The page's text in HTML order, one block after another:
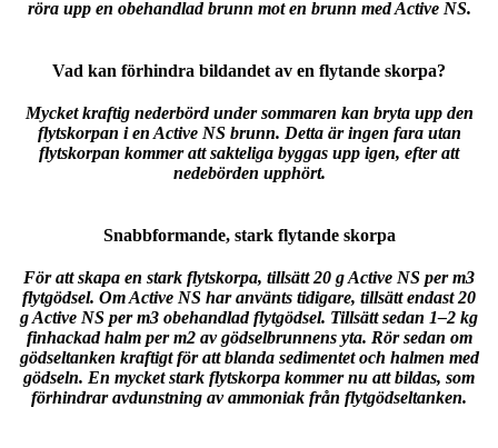
röra upp en obehandlad brunn mot en brunn med Active NS.
Vad kan förhindra bildandet av en flytande skorpa?
Mycket kraftig nederbörd under sommaren kan bryta upp den
flytskorpan i en Active NS brunn. Detta är ingen fara utan
flytskorpan kommer att sakteliga byggas upp igen, efter att
nedebörden upphört.
Snabbformande, stark flytande skorpa
För att skapa en stark flytskorpa, tillsätt 20 g Active NS per m3
flytgödsel. Om Active NS har använts tidigare, tillsätt endast 20
g Active NS per m3 obehandlad flytgödsel. Tillsätt sedan 1–2 kg
finhackad halm per m2 av gödselbrunnens yta. Rör sedan om
gödseltanken kraftigt för att blanda sedimentet och halmen med
gödseln. En mycket stark flytskorpa kommer nu att bildas, som
förhindrar avdunstning av ammoniak från flytgödseltanken.